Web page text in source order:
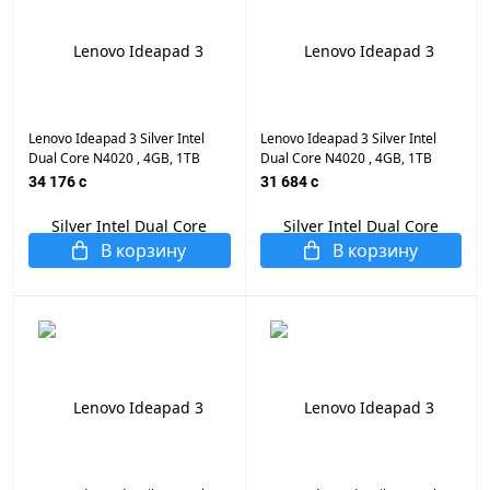
Lenovo Ideapad 3 Silver Intel
Dual Core N4020 , 4GB, 1TB
HDD + 256GB M.2 NVMe PCIe,
WiFi, BT, Cam, DOS, Eng-Rus
Заводская Клавиатура
34 176 c
В корзину
Lenovo Ideapad 3 Silver Intel
Dual Core N4020 , 4GB, 1TB
HDD, Intel HD Graphics, 15.6"
Rus Заводская Клавиатура
31 684 c
В корзину